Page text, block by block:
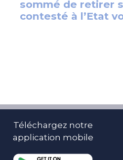
Téléchargez notre
application mobile